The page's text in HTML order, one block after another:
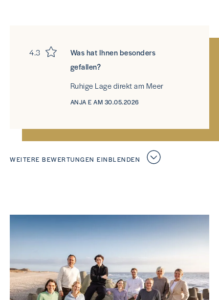
4.3
Was hat Ihnen besonders
gefallen?
Ruhige Lage direkt am Meer
ANJA E AM 30.05.2026
WEITERE BEWERTUNGEN EINBLENDEN